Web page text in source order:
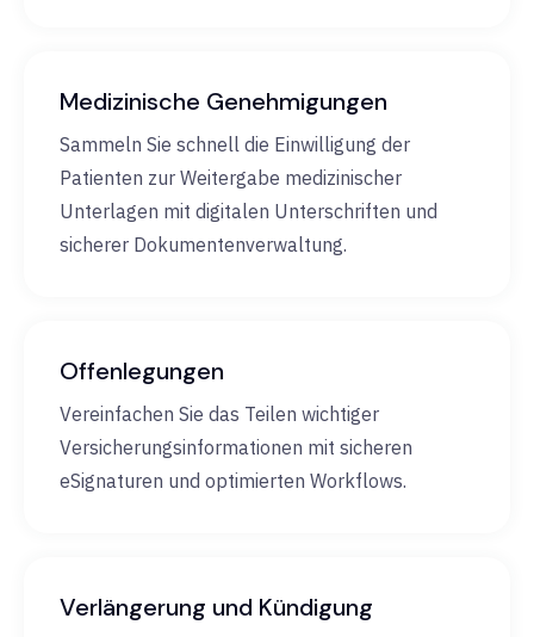
Medizinische Genehmigungen
Sammeln Sie schnell die Einwilligung der
Patienten zur Weitergabe medizinischer
Unterlagen mit digitalen Unterschriften und
sicherer Dokumentenverwaltung.
Offenlegungen
Vereinfachen Sie das Teilen wichtiger
Versicherungsinformationen mit sicheren
eSignaturen und optimierten Workflows.
Verlängerung und Kündigung